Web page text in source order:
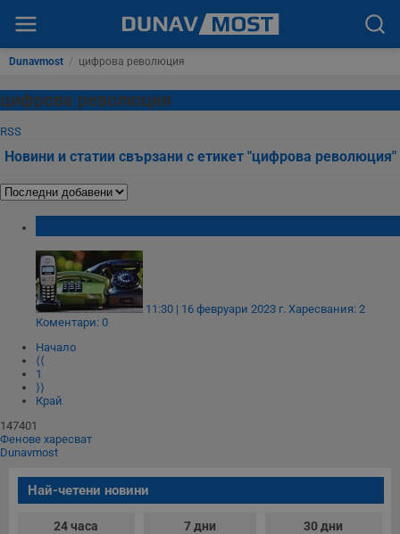
Dunavmost / цифрова революция
цифрова революция
RSS
Новини и статии свързани с етикет "цифрова революция"
11:30 | 16 февруари 2023 г. Харесвания: 2
Коментари: 0
Начало
⟨⟨
1
⟩⟩
Край
147401
Фенове харесват
Dunavmost
Най-четени новини
24 часа 7 дни 30 дни